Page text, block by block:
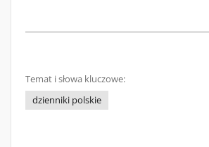
Temat i słowa kluczowe:
dzienniki polskie